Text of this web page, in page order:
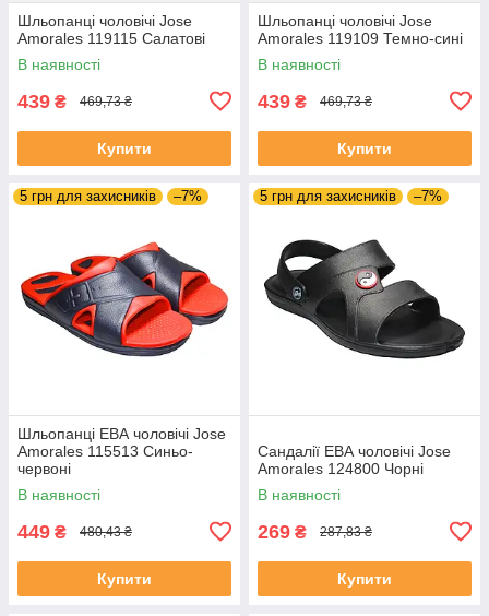
Шльопанці чоловічі Jose
Amorales 119115 Салатові
В наявності
439 ₴ 469,73 ₴
Купити
Шльопанці чоловічі Jose
Amorales 119109 Темно-сині
В наявності
439 ₴ 469,73 ₴
Купити
5 грн для захисників –7%
Шльопанці ЕВА чоловічі Jose
Amorales 115513 Синьо-
червоні
В наявності
449 ₴ 480,43 ₴
Купити
5 грн для захисників –7%
Сандалії ЕВА чоловічі Jose
Amorales 124800 Чорні
В наявності
269 ₴ 287,83 ₴
Купити